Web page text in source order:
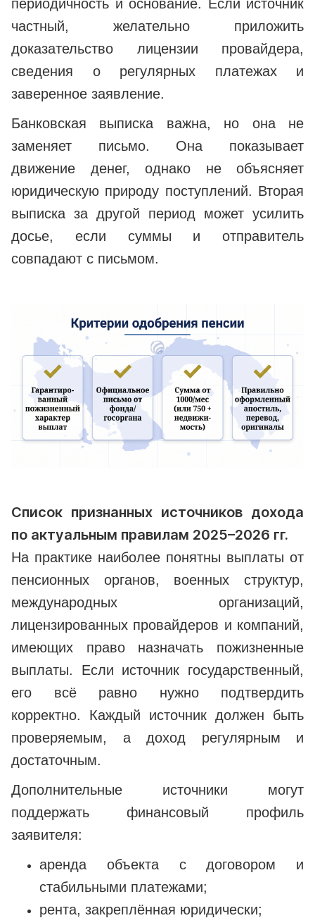
периодичность и основание. Если источник
частный, желательно приложить
доказательство лицензии провайдера,
сведения о регулярных платежах и
заверенное заявление.
Банковская выписка важна, но она не
заменяет письмо. Она показывает
движение денег, однако не объясняет
юридическую природу поступлений. Вторая
выписка за другой период может усилить
досье, если суммы и отправитель
совпадают с письмом.
Список признанных источников дохода
по актуальным правилам 2025–2026 гг.
На практике наиболее понятны выплаты от
пенсионных органов, военных структур,
международных организаций,
лицензированных провайдеров и компаний,
имеющих право назначать пожизненные
выплаты. Если источник государственный,
его всё равно нужно подтвердить
корректно. Каждый источник должен быть
проверяемым, а доход регулярным и
достаточным.
Дополнительные источники могут
поддержать финансовый профиль
заявителя:
аренда объекта с договором и
стабильными платежами;
рента, закреплённая юридически;